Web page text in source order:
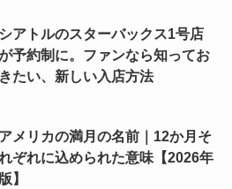
シアトルのスターバックス1号店
予約制に。ファンなら知ってお
きたい、新しい入店方法
アメリカの満月の名前｜12か月そ
ぞれに込められた意味【2026年
版】